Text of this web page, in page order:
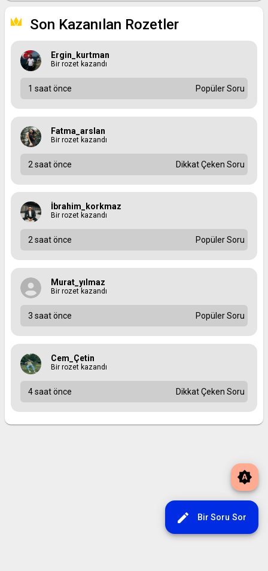
brightness_auto
edit Bir Soru Sor
Son Kazanılan Rozetler
Ergin_kurtman
Bir rozet kazandı
1 saat önce Popüler Soru
Fatma_arslan
Bir rozet kazandı
2 saat önce Dikkat Çeken Soru
İbrahim_korkmaz
Bir rozet kazandı
2 saat önce Popüler Soru
Murat_yılmaz
Bir rozet kazandı
3 saat önce Popüler Soru
Cem_Çetin
Bir rozet kazandı
4 saat önce Dikkat Çeken Soru